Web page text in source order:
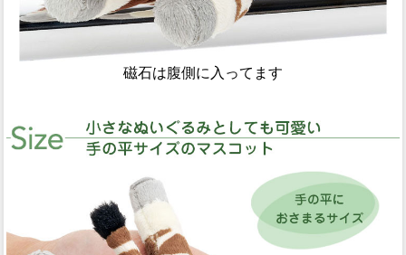
磁石は腹側に入ってます